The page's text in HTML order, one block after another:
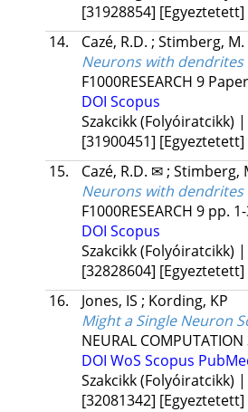
[31928854] [Egyeztetett]
14.
Cazé, R.D. ; Stimberg, M.
Neurons with
F1000RESEARCH 9
DOI Scopus
Szakcikk (Folyóiratcikk)
[31900451] [Egyeztetett]
15.
Cazé, R.D. ✉; Stimberg,
Neurons with
F1000RESEARCH 9 pp.
DOI Scopus
Szakcikk (Folyóiratcikk)
[32828604] [Egyeztetett]
16.
Jones, IS ; Kording, KP
Might a Single Neuron
NEURAL COMPUTATION
DOI WoS Scopus
Szakcikk (Folyóiratcikk)
[32081342] [Egyeztetett]